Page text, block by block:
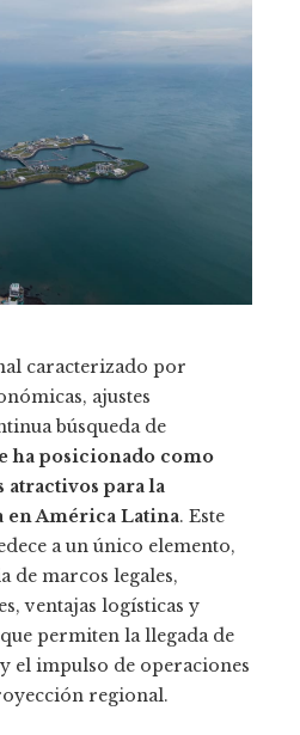
caracterizado por
ajustes
búsqueda de
ha posicionado como
atractivos para la
América Latina. Este
a un único elemento,
de marcos legales,
ventajas logísticas y
permiten la llegada de
el impulso de operaciones
regional.